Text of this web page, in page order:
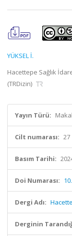
YÜKSEL İ.
Hacettepe Sağlık
(TRDizin)
Yayın Türü:
Cilt numarası: 27
Basım Tarihi:
Doi Numarası:
Dergi Adı:
Derginin